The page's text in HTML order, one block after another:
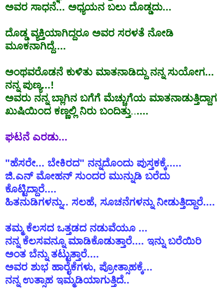
ಅವರ ಸಾಧನೆ... ಅಧ್ಯಯನ ಬಲು ದೊಡ್ಡದು...
ದೊಡ್ಡ ವ್ಯಕ್ತಿಯಾಗಿದ್ದರೂ ಅವರ ಸರಳತೆ ನೋಡಿ
ಮೂಕನಾಗಿದ್ದೆ....
ಅಂಥವರೊಡನೆ ಕುಳಿತು ಮಾತನಾಡಿದ್ದು ನನ್ನ ಸುಯೋಗ...
ನನ್ನ ಪುಣ್ಯ...!
ಅವರು ನನ್ನ ಬ್ಲಾಗಿನ ಬಗೆಗೆ ಮೆಚ್ಚುಗೆಯ ಮಾತನಾಡುತ್ತಿದ್ದಾಗ
ಖುಷಿಯಿಂದ ಕಣ್ಣಲ್ಲಿ ನಿರು ಬಂದಿತ್ತು......
ಘಟನೆ ಎರಡು...
"ಹೆಸರೇ... ಬೇಕಿರದ" ನನ್ನದೊಂದು ಪುಸ್ತಕಕ್ಕೆ.....
ಜಿ.ಎನ್ ಮೋಹನ್ ಸುಂದರ ಮುನ್ನುಡಿ ಬರೆದು
ಕೊಟ್ಟಿದ್ದಾರೆ....
ಹಿತನುಡಿಗಳನ್ನು.. ಸಲಹೆ, ಸೂಚನೆಗಳನ್ನು ನೀಡುತ್ತಿದ್ದಾರೆ....
ತಮ್ಮ ಕೆಲಸದ ಒತ್ತಡದ ನಡುವೆಯೂ ...
ನನ್ನ ಕೆಲಸವನ್ನೂ ಮಾಡಿಕೊಡುತ್ತಾರೆ.... ಇನ್ನು ಬರೆಯಿರಿ
ಅಂತ ಬೆನ್ನು ತಟ್ಟುತ್ತಾರೆ....
ಅವರ ಶುಭ ಹಾರೈಕೆಗಳು, ಪ್ರೋತ್ಸಾಹಕ್ಕೆ...
ನನ್ನ ಉತ್ಸಾಹ ಇಮ್ಮಡಿಯಾಗುತ್ತಿದೆ..